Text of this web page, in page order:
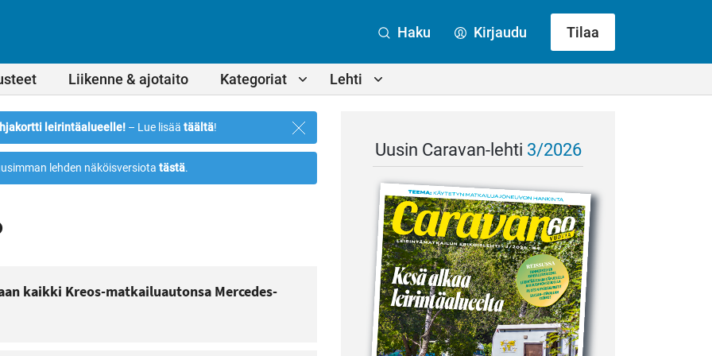
Liikenne & ajotaito Kategoriat Lehti
Haku Kirjaudu Tilaa
leirintäalueelle! – Lue lisää täältä!
Sulje
ilmoitus
lehden näköisversiota tästä.
kaikki Kreos-matkailuautonsa Mercedes-
Uusin Caravan-lehti 3/2026